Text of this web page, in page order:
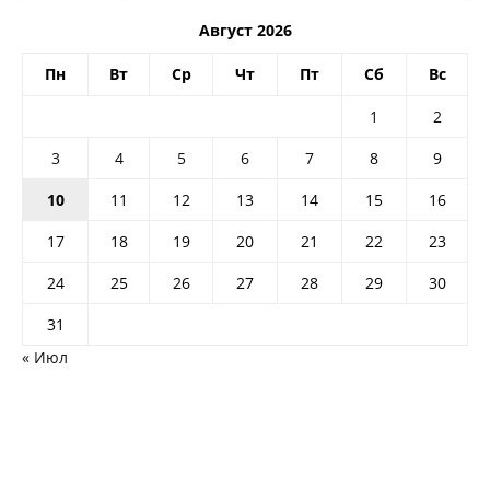
Август 2026
Пн Вт Ср Чт Пт Сб Вс
1
2
3
4 5 6 7 8
9
10
11 12 13 14 15
16
17
18 19 20 21 22
23
24
25 26 27 28 29
30
31
« Июл